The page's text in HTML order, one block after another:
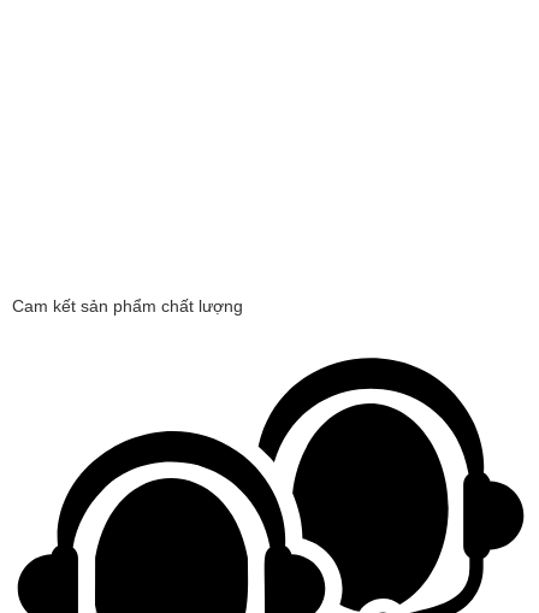
Cam kết sản phẩm chất lượng